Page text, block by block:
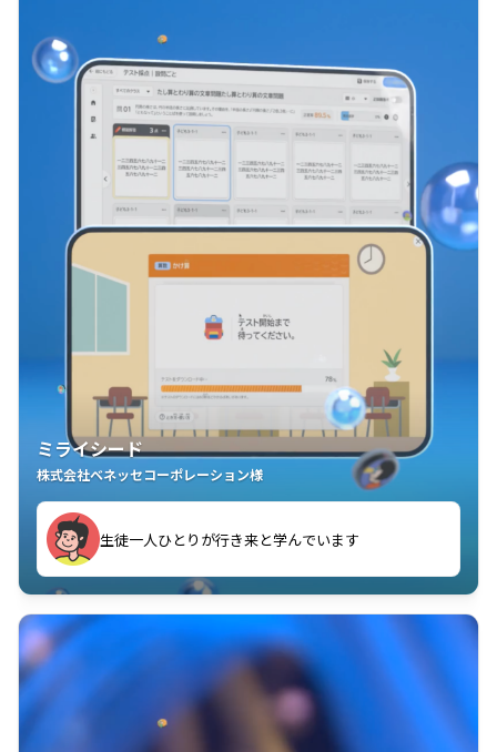
ミライシード
株式会社ベネッセコーポレーション様
生徒一人ひとりが行き来と学んでいます
教室中の児童生徒が「問題が解けてうれしい」「解く
ことが楽しい」を実感しています